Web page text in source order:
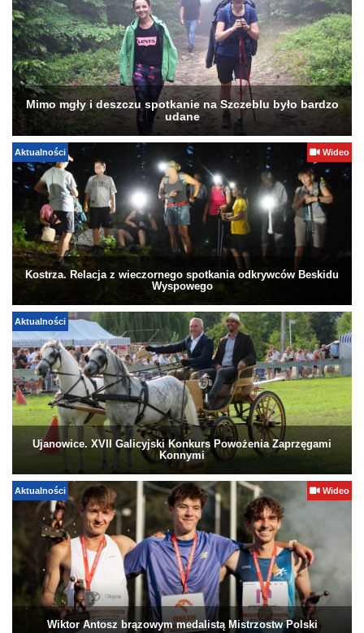
Mimo mgły i deszczu spotkanie na Szczeblu było bardzo
udane
Aktualności Wideo
Kostrza. Relacja z wieczornego spotkania odkrywców Beskidu
Wyspowego
Aktualności
Ujanowice. XVII Galicyjski Konkurs Powożenia Zaprzęgami
Konnymi
Aktualności Wideo
Wiktor Antosz brązowym medalistą Mistrzostw Polski